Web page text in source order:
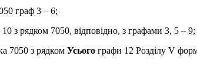
граф 3 – 6;
з рядком 7050, відповідно, з графами 3, 5 – 9;
7050 з рядком Усього графи 12 Розділу V